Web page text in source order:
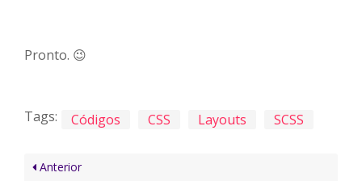
Pronto. 😉
Tags: Códigos CSS Layouts SCSS
Anterior